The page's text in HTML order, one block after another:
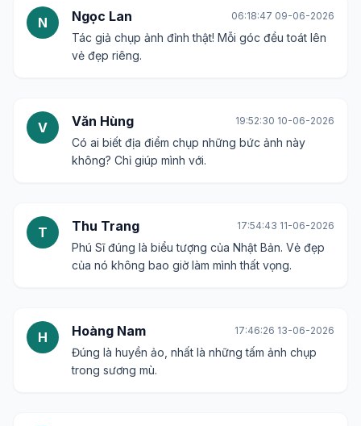
N Ngọc Lan 06:18:47 09-06-2026
Tác giả chụp ảnh đỉnh thật! Mỗi góc đều toát lên
vẻ đẹp riêng.
V Văn Hùng 19:52:30 10-06-2026
Có ai biết địa điểm chụp những bức ảnh này
không? Chỉ giúp mình với.
T Thu Trang 17:54:43 11-06-2026
Phú Sĩ đúng là biểu tượng của Nhật Bản. Vẻ đẹp
của nó không bao giờ làm mình thất vọng.
H Hoàng Nam 17:46:26 13-06-2026
Đúng là huyền ảo, nhất là những tấm ảnh chụp
trong sương mù.